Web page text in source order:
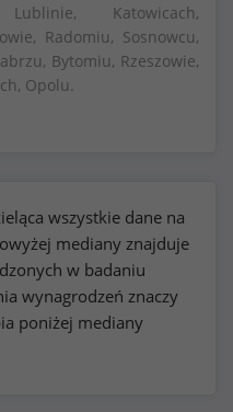
Katowicach,
Radomiu, Sosnowcu,
Bytomiu, Rzeszowie,
Opolu.
wszystkie dane na
mediany znajduje
w badaniu
wynagrodzeń znaczy
poniżej mediany